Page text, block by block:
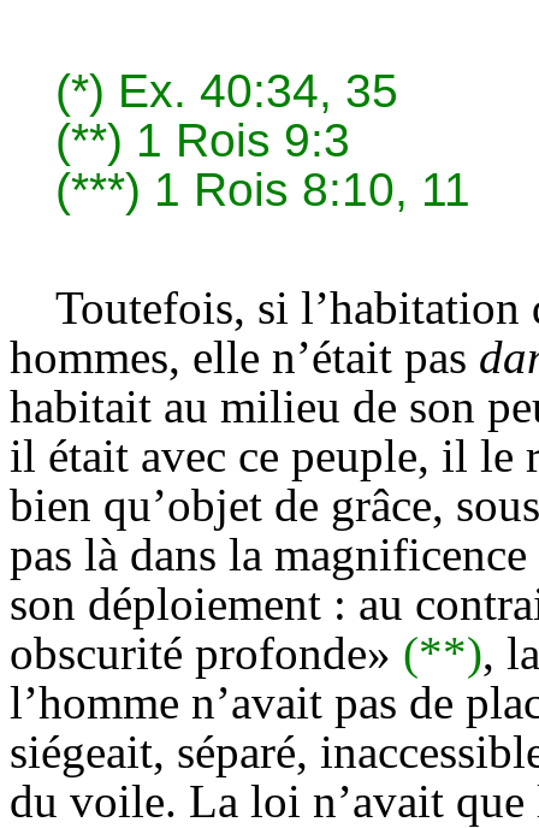
(*) Ex. 40:34, 35
(**) 1 Rois 9:3
(***) 1 Rois 8:10, 11
Toutefois, si l’habitation
hommes, elle n’était pas
habitait au milieu de son
il était avec ce peuple, il le
bien qu’objet de grâce,
pas là dans la
son déploiement : au
obscurité profonde» (**),
l’homme n’avait pas de
siégeait, séparé,
du voile. La loi n’avait que